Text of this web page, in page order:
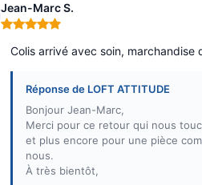
Jean-Marc S.
Note : 5 sur 5
Colis arrivé avec soin, marchandise
Réponse de LOFT ATTITUDE
Bonjour Jean-Marc,
Merci pour ce retour qui nous
et plus encore pour une pièce
nous.
À très bientôt,